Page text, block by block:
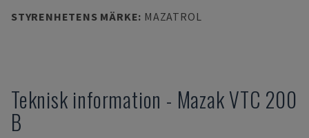
STYRENHETENS MÄRKE: MAZATROL
Teknisk information - MazakVTC 200
B